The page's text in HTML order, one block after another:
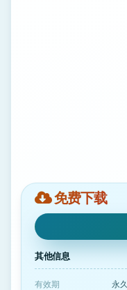
免费下载
其他信息
有效期 永